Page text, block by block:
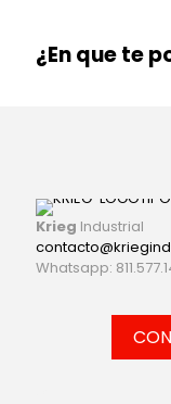
¿En que te
Krieg Industrial
Whatsapp: